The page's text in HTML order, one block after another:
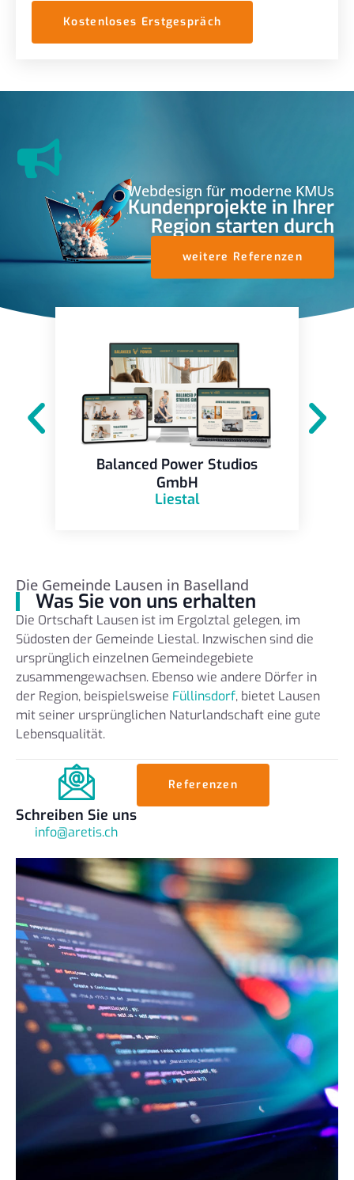
Kostenloses Erstgespräch
Webdesign für moderne KMUs
Kundenprojekte in Ihrer
Region starten durch
weitere Referenzen
Balanced Power Studios
GmbH
Liestal
Die Gemeinde Lausen in Baselland
Was Sie von uns erhalten
Die Ortschaft Lausen ist im Ergolztal gelegen, im
Südosten der Gemeinde Liestal. Inzwischen sind die
ursprünglich einzelnen Gemeindegebiete
zusammengewachsen. Ebenso wie andere Dörfer in
der Region, beispielsweise Füllinsdorf, bietet Lausen
mit seiner ursprünglichen Naturlandschaft eine gute
Lebensqualität.
Schreiben Sie uns
info@aretis.ch
Referenzen